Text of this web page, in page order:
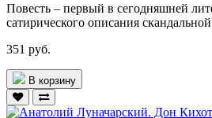
Повесть – первый в сегодняшней
сатирического описания
351 руб.
В корзину